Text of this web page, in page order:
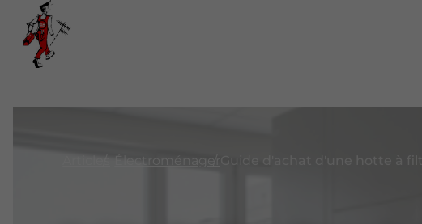
Électroménager